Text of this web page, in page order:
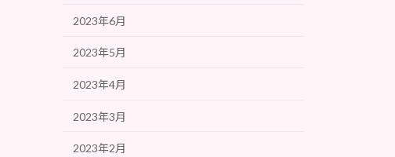
2023年6月
2023年5月
2023年4月
2023年3月
2023年2月